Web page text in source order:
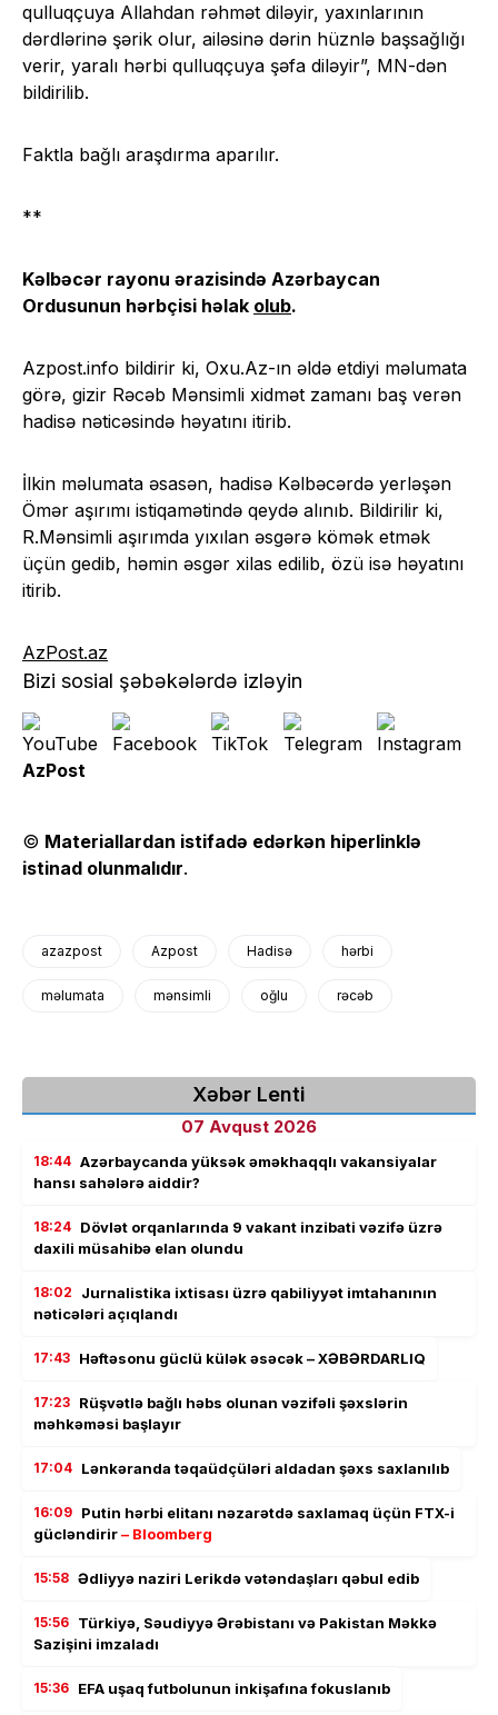
qulluqçuya Allahdan rəhmət diləyir, yaxınlarının
dərdlərinə şərik olur, ailəsinə dərin hüznlə başsağlığı
verir, yaralı hərbi qulluqçuya şəfa diləyir”, MN-dən
bildirilib.
Faktla bağlı araşdırma aparılır.
**
Kəlbəcər rayonu ərazisində Azərbaycan
Ordusunun hərbçisi həlak olub.
Azpost.info bildirir ki, Oxu.Az-ın əldə etdiyi məlumata
görə, gizir Rəcəb Mənsimli xidmət zamanı baş verən
hadisə nəticəsində həyatını itirib.
İlkin məlumata əsasən, hadisə Kəlbəcərdə yerləşən
Ömər aşırımı istiqamətində qeydə alınıb. Bildirilir ki,
R.Mənsimli aşırımda yıxılan əsgərə kömək etmək
üçün gedib, həmin əsgər xilas edilib, özü isə həyatını
itirib.
AzPost.az
Bizi sosial şəbəkələrdə izləyin
AzPost
© Materiallardan istifadə edərkən hiperlinklə
istinad olunmalıdır.
azazpost Azpost Hadisə hərbi
məlumata mənsimli oğlu rəcəb
Xəbər Lenti
07 Avqust 2026
18:44 Azərbaycanda yüksək əməkhaqqlı vakansiyalar
hansı sahələrə aiddir?
18:24 Dövlət orqanlarında 9 vakant inzibati vəzifə üzrə
daxili müsahibə elan olundu
18:02
Jurnalistika ixtisası üzrə qabiliyyət imtahanının
nəticələri açıqlandı
17:43 Həftəsonu güclü külək əsəcək – XƏBƏRDARLIQ
17:23 Rüşvətlə bağlı həbs olunan vəzifəli şəxslərin
məhkəməsi başlayır
17:04 Lənkəranda təqaüdçüləri aldadan şəxs saxlanılıb
16:09 Putin hərbi elitanı nəzarətdə saxlamaq üçün FTX-i
gücləndirir– Bloomberg
15:58 Ədliyyə naziri Lerikdə vətəndaşları qəbul edib
15:56 Türkiyə, Səudiyyə Ərəbistanı və Pakistan Məkkə
Sazişini imzaladı
15:36 EFA uşaq futbolunun inkişafına fokuslanıb